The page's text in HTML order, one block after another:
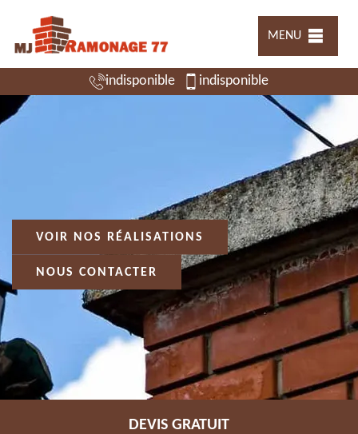
MENU
indisponible indisponible
VOIR NOS RÉALISATIONS
NOUS CONTACTER
DEVIS GRATUIT